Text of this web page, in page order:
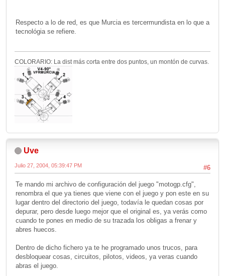
Respecto a lo de red, es que Murcia es tercermundista en lo que a
tecnológia se refiere.
COLORARIO: La dist más corta entre dos puntos, un montón de curvas.
Uve
#6
Julio 27, 2004, 05:39:47 PM
Te mando mi archivo de configuración del juego "motogp.cfg",
renombra el que ya tienes que viene con el juego y pon este en su
lugar dentro del directorio del juego, todavía le quedan cosas por
depurar, pero desde luego mejor que el original es, ya verás como
cuando te pones en medio de su trazada los obligas a frenar y
abres huecos.
Dentro de dicho fichero ya te he programado unos trucos, para
desbloquear cosas, circuitos, pilotos, videos, ya veras cuando
abras el juego.